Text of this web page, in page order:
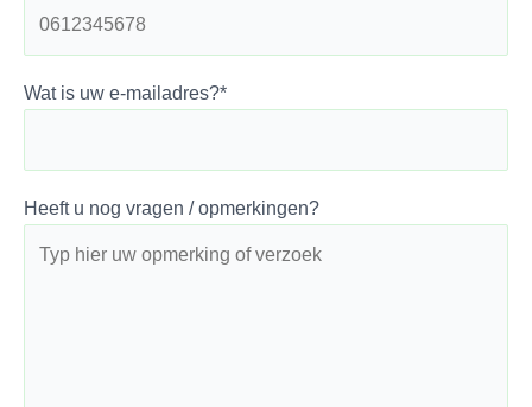
Wat is uw e-mailadres?*
Heeft u nog vragen / opmerkingen?